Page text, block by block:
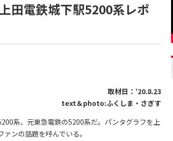
田電鉄城下駅5200系レポ
取材日：’20.8.23
text＆photo:ふくしま・さぎす
系、元東急電鉄の5200系だ。パンタグラフを上
ンの話題を呼んでいる。